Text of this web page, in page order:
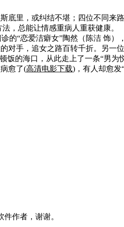
里，或纠结不堪；四位不同来
，总能让情感重病人重获健康。
“恋爱洁癖女”陶然（陈洁 饰）
对手，追女之路百转千折。另
的海口，从此走上了一条“男
愈了(高清电影下载)，有人却愈
作者，谢谢。